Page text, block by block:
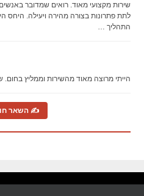
שירות מקצועי מאוד. רואים שמדובר
לתת פתרונות בצורה מהירה ויעילה. היחס
התהליך …
הייתי מרוצה מאוד מהשירות וממליץ בחום.
✍ השאר